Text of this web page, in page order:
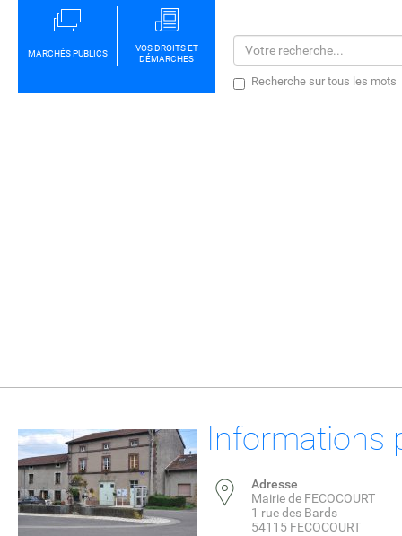
Recherche sur tous les mots
MARCHÉS PUBLICS
VOS DROITS ET
DÉMARCHES
Informations
Adresse
Mairie de FECOCOURT
1 rue des Bards
54115 FECOCOURT